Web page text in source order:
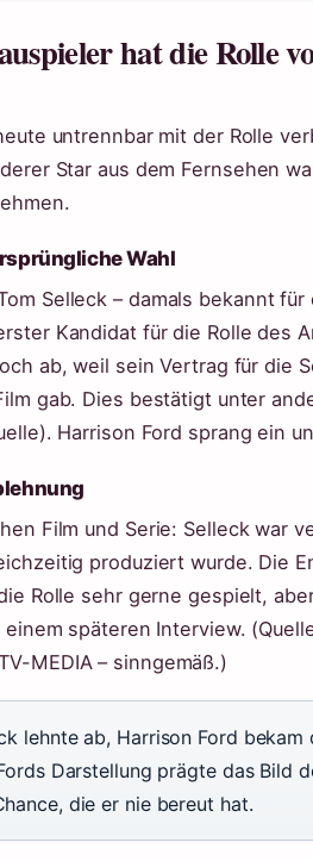
hat die Rolle
untrennbar mit der Rolle
Star aus dem Fernsehen
Wahl
Selleck – damals bekannt für
Kandidat für die Rolle des
ab, weil sein Vertrag für die
gab. Dies bestätigt unter
Harrison Ford sprang ein
Film und Serie: Selleck war
produziert wurde. Die
Rolle sehr gerne gespielt,
späteren Interview.
MEDIA – sinngemäß.)
lehnte ab, Harrison Ford bekam
Darstellung prägte das Bild
die er nie bereut hat.